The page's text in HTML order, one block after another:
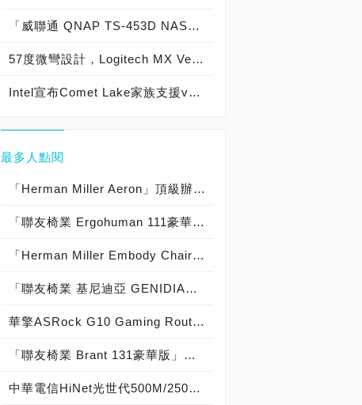
「威聯通 QNAP TS-453D NAS」開箱試用，配備雙2.5GbE網路 具HDMI輸出與PCI卡擴充！
57度微彎設計，Logitech MX Vertical垂直滑鼠開「箱」實測，搭配羅技鍵盤與滾輪鼠成為絕佳辦公室輸入工具
Intel宣布Comet Lake家族支援vPro技術之處理器，有桌機和筆電版，賦予安全、穩定、管理性等特色
最多人點閱
「Herman Miller Aeron」頂級辦公椅實測開箱，「Marvel電影 美劇 鋼鐵人 美國隊長 御用座椅」承重136KG/159KG 玩家級人體工學電腦椅中的頂尖之作！
「聯友椅業 Ergohuman 111豪華版」辦公椅實測開箱，「承重120KG Matrex 美製網」人體工學布網 電腦椅中的優質精品！
「Herman Miller Embody Chair」時尚辦公椅實測開箱，「電影 露西 Lucy 史嘉蕾 喬韓森 御用座椅」承重136KG 優雅造型與人體工學電腦椅中的優質精品！
「聯友椅業 基尼迪亞 GENIDIA」電競椅實測開箱，「電影 港劇 使徒行者 寒戰II 郭富城 御用座椅」承重120KG 賽車造型人體工學辦公椅中的玩家精品！
華擎ASRock G10 Gaming Router實測開箱，AC2600電競無線路由器中的頂尖之作！
「聯友椅業 Brant 131豪華版」辦公椅實測開箱，「承重150KG Martex 美製網」候鳥椅背衣架造型人體工學電腦椅！
中華電信HiNet光世代500M/250M，測速爆衝破表超過癮！